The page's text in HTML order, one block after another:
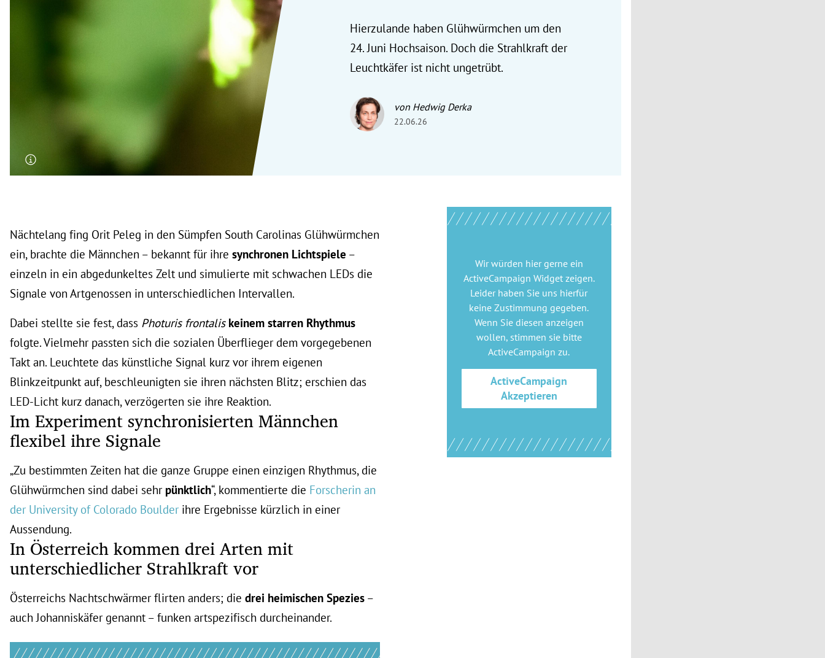
Untermenü
Untermenü
Hierzulande haben Glühwürmchen um den
24. Juni Hochsaison. Doch die Strahlkraft der
Leuchtkäfer ist nicht ungetrübt.
von Hedwig Derka
22.06.26
Nächtelang fing Orit Peleg in den Sümpfen South Carolinas Glühwürmchen
ein, brachte die Männchen – bekannt für ihre synchronen Lichtspiele –
einzeln in ein abgedunkeltes Zelt und simulierte mit schwachen LEDs die
Signale von Artgenossen in unterschiedlichen Intervallen.
Dabei stellte sie fest, dass Photuris frontaliskeinem starren Rhythmus
folgte. Vielmehr passten sich die sozialen Überflieger dem vorgegebenen
Takt an. Leuchtete das künstliche Signal kurz vor ihrem eigenen
Blinkzeitpunkt auf, beschleunigten sie ihren nächsten Blitz; erschien das
LED-Licht kurz danach, verzögerten sie ihre Reaktion.
Im Experiment synchronisierten Männchen
flexibel ihre Signale
„Zu bestimmten Zeiten hat die ganze Gruppe einen einzigen Rhythmus, die
Glühwürmchen sind dabei sehr pünktlich“, kommentierte die Forscherin an
der University of Colorado Boulder ihre Ergebnisse kürzlich in einer
Aussendung.
In Österreich kommen drei Arten mit
unterschiedlicher Strahlkraft vor
Österreichs Nachtschwärmer flirten anders; die drei heimischen Spezies –
auch Johanniskäfer genannt – funken artspezifisch durcheinander.
Wir würden hier gerne ein
ActiveCampaign Widgetzeigen.
Leider haben Sie uns hierfür
keine Zustimmung gegeben.
Wenn Sie diesen anzeigen
wollen, stimmen sie bitte
ActiveCampaign zu.
ActiveCampaign
Akzeptieren